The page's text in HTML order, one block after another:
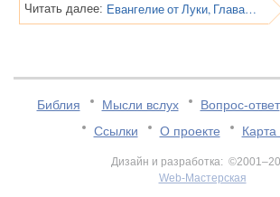
Читать далее: Евангелие от Луки, Глава 24
Библия Мысли вслух Вопрос-ответ
Ссылки
О проекте Карта
Дизайн и разработка:
Web-Мастерская